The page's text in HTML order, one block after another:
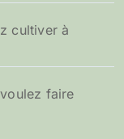
cultiver à
faire